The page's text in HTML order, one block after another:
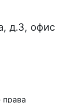
д.3, офис